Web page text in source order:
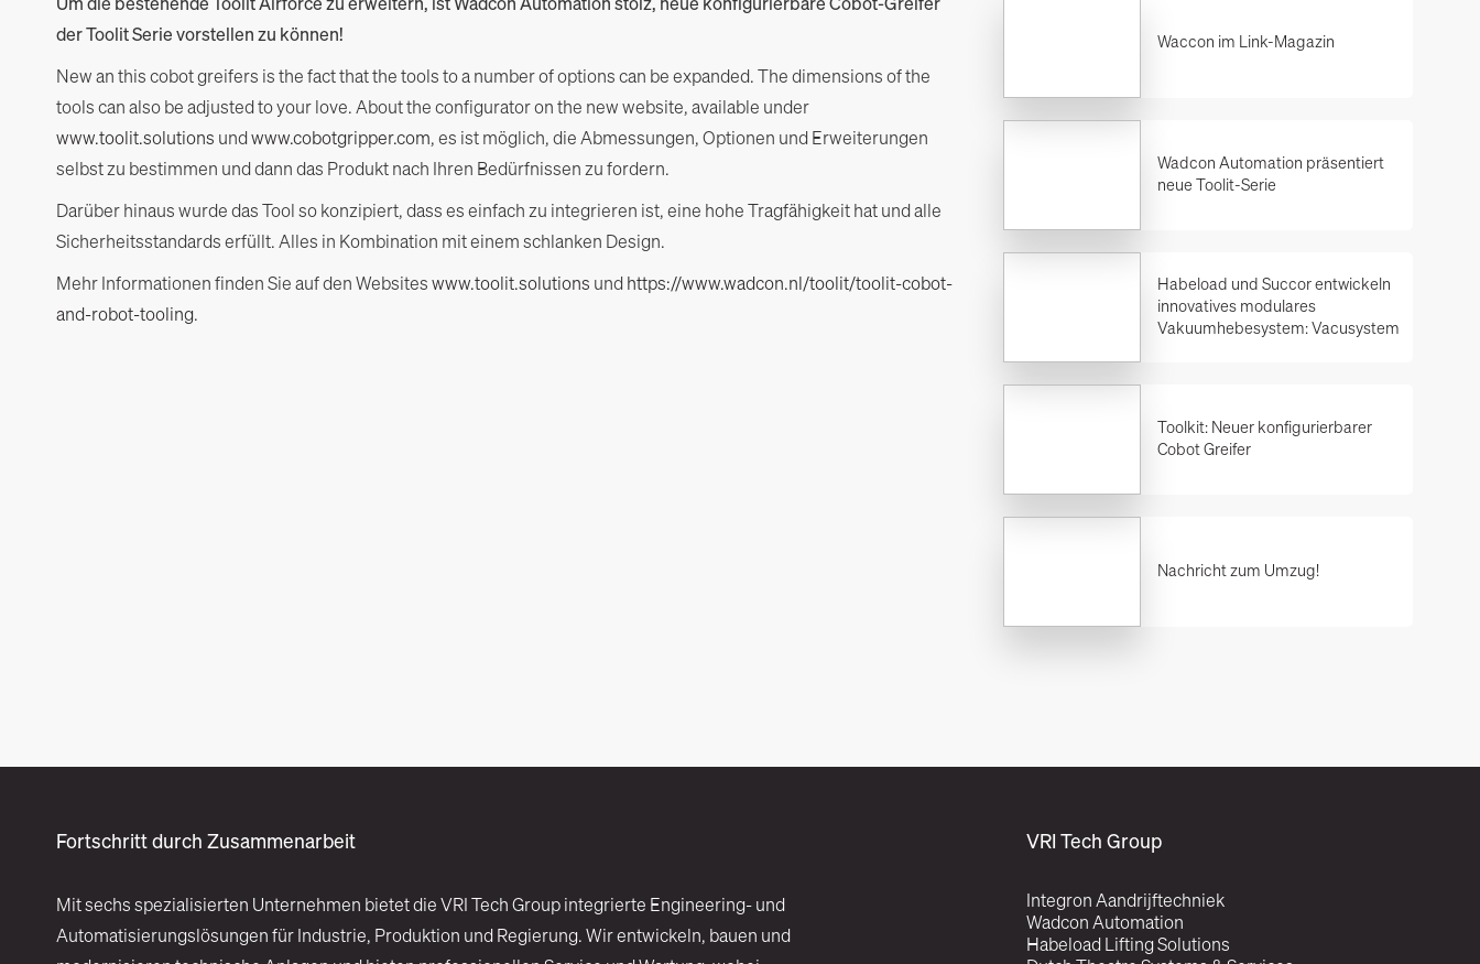
der Toolit Serie vorstellen zu können!
New an this cobot greifers is the fact that the tools to a number of options can be expanded. The dimensions of the
tools can also be adjusted to your love. About the configurator on the new website, available under
www.toolit.solutions undwww.cobotgripper.com, es ist möglich, die Abmessungen, Optionen und Erweiterungen
selbst zu bestimmen und dann das Produkt nach Ihren Bedürfnissen zu fordern.
Darüber hinaus wurde das Tool so konzipiert, dass es einfach zu integrieren ist, eine hohe Tragfähigkeit hat und alle
Sicherheitsstandards erfüllt. Alles in Kombination mit einem schlanken Design.
Mehr Informationen finden Sie auf den Websiteswww.toolit.solutions undhttps://www.wadcon.nl/toolit/toolit-cobot-
and-robot-tooling.
Waccon im Link-Magazin
Wadcon Automation präsentiert
neue Toolit-Serie
Habeload und Succor entwickeln
innovatives modulares
Vakuumhebesystem: Vacusystem
Toolkit: Neuer konfigurierbarer
Cobot Greifer
Nachricht zum Umzug!
Mit sechs spezialisierten Unternehmen bietet die VRI Tech Group integrierte Engineering- und
Automatisierungslösungen für Industrie, Produktion und Regierung. Wir entwickeln, bauen und
Integron Aandrijftechniek
Wadcon Automation
Habeload Lifting Solutions
VRI Tech Group
Fortschritt durch Zusammenarbeit